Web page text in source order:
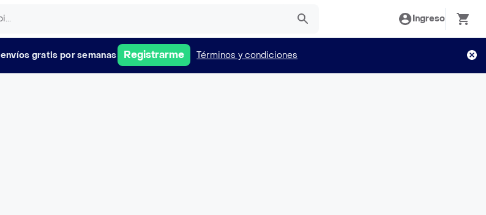
Ingreso
envíos gratis por semanas Registrarme Términos y condiciones